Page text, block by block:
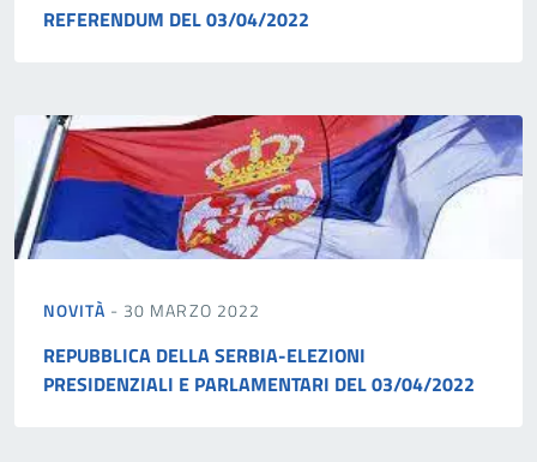
REFERENDUM DEL 03/04/2022
NOVITÀ - 30 MARZO 2022
REPUBBLICA DELLA SERBIA-ELEZIONI
PRESIDENZIALI E PARLAMENTARI DEL 03/04/2022